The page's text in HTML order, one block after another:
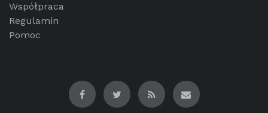
Współpraca
Regulamin
Pomoc